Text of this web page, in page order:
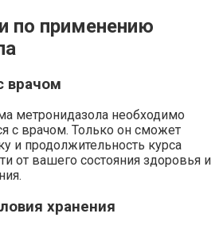
по применению
врачом
метронидазола необходимо
с врачом. Только он сможет
и продолжительность курса
от вашего состояния здоровья и
хранения